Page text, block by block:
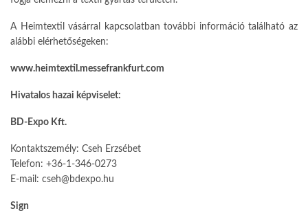
A Heimtextil vásárral kapcsolatban további információ található az
aláb­bi elérhetőségeken:
www.heimtextil.messefrankfurt.com
Hivatalos hazai képviselet:
BD-Expo Kft.
Kontaktszemély: Cseh Erzsébet
Telefon: +36-1-346-0273
E-mail: cseh@bdexpo.hu
Sign